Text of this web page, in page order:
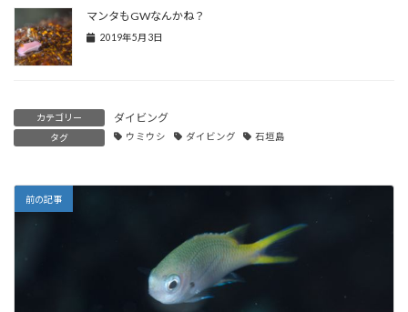
マンタもGWなんかね？
2019年5月3日
カテゴリー ダイビング
タグ ウミウシ ダイビング 石垣島
前の記事